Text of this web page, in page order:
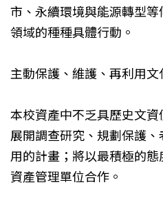
市、永續環境與能源轉型
領域的種種具體行動。
主動保護、維護、再利用文
本校資產中不乏具歷史文
展開調查研究、規劃保護
用的計畫；將以最積極的
資產管理單位合作。